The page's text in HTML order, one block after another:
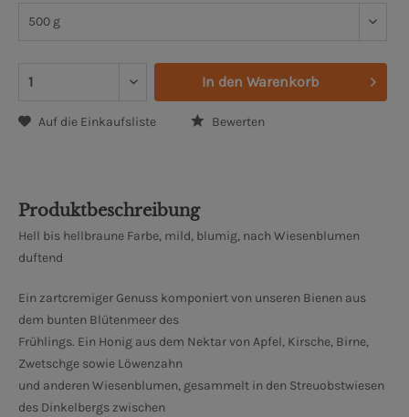
In den Warenkorb
Auf die Einkaufsliste Bewerten
Produktbeschreibung
Hell bis hellbraune Farbe, mild, blumig, nach Wiesenblumen
duftend
Ein zartcremiger Genuss komponiert von unseren Bienen aus
dem bunten Blütenmeer des
Frühlings. Ein Honig aus dem Nektar von Apfel, Kirsche, Birne,
Zwetschge sowie Löwenzahn
und anderen Wiesenblumen, gesammelt in den Streuobstwiesen
des Dinkelbergs zwischen